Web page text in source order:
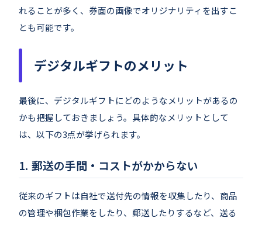
れることが多く、券面の画像でオリジナリティを出すこ
とも可能です。
デジタルギフトのメリット
最後に、デジタルギフトにどのようなメリットがあるの
かも把握しておきましょう。具体的なメリットとして
は、以下の3点が挙げられます。
郵送の手間・コストがかからない
従来のギフトは自社で送付先の情報を収集したり、商品
の管理や梱包作業をしたり、郵送したりするなど、送る